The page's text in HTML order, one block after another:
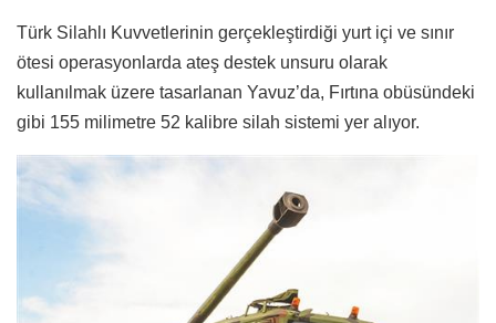
Türk Silahlı Kuvvetlerinin gerçekleştirdiği yurt içi ve sınır
ötesi operasyonlarda ateş destek unsuru olarak
kullanılmak üzere tasarlanan Yavuz’da, Fırtına obüsündeki
gibi 155 milimetre 52 kalibre silah sistemi yer alıyor.